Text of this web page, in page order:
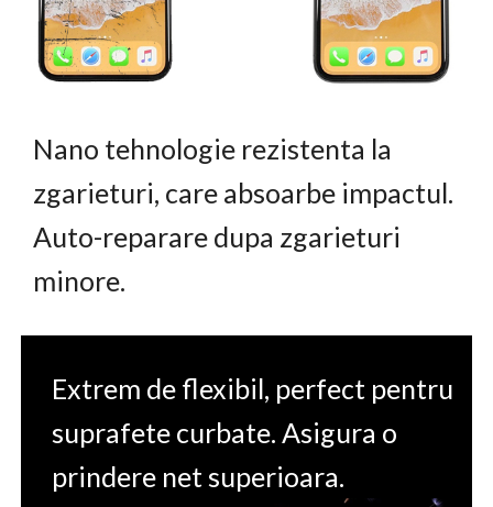
Nano tehnologie rezistenta la
zgarieturi, care absoarbe impactul.
Auto-reparare dupa zgarieturi
minore.
Extrem de flexibil, perfect pentru
suprafete curbate. Asigura o
prindere net superioara.